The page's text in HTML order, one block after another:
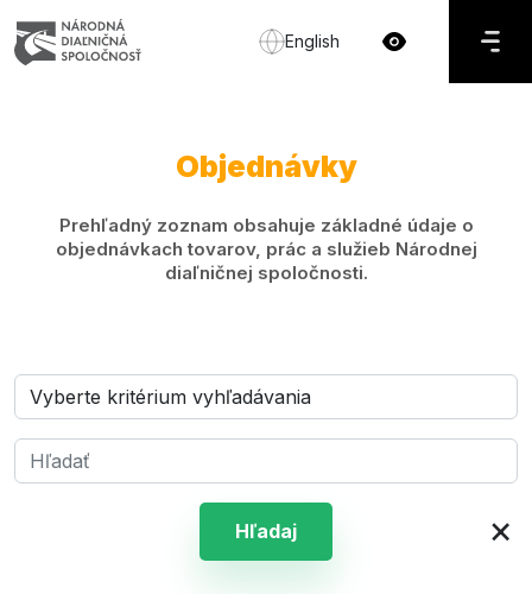
English
Objednávky
Prehľadný zoznam obsahuje základné údaje o
objednávkach tovarov, prác a služieb Národnej
diaľničnej spoločnosti.
Hľadaj ×